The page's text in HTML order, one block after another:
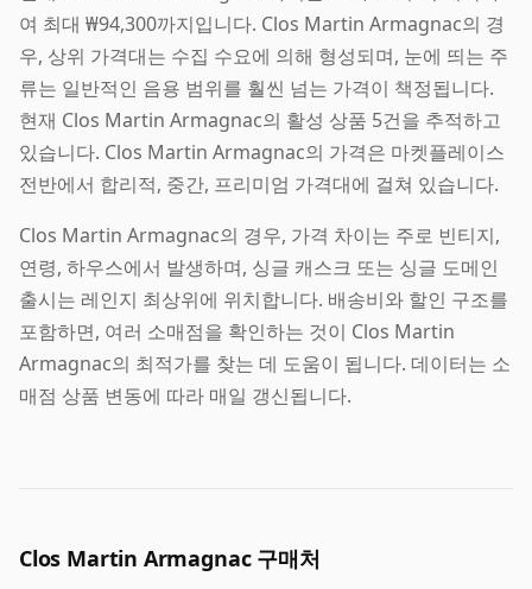
여 최대 ₩94,300까지입니다. Clos Martin Armagnac의 경
우, 상위 가격대는 수집 수요에 의해 형성되며, 눈에 띄는 주
류는 일반적인 음용 범위를 훨씬 넘는 가격이 책정됩니다.
현재 Clos Martin Armagnac의 활성 상품 5건을 추적하고
있습니다. Clos Martin Armagnac의 가격은 마켓플레이스
전반에서 합리적, 중간, 프리미엄 가격대에 걸쳐 있습니다.
Clos Martin Armagnac의 경우, 가격 차이는 주로 빈티지,
연령, 하우스에서 발생하며, 싱글 캐스크 또는 싱글 도메인
출시는 레인지 최상위에 위치합니다. 배송비와 할인 구조를
포함하면, 여러 소매점을 확인하는 것이 Clos Martin
Armagnac의 최적가를 찾는 데 도움이 됩니다. 데이터는 소
매점 상품 변동에 따라 매일 갱신됩니다.
Clos Martin Armagnac 구매처